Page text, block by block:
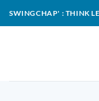
SWINGCHAP' : THINK